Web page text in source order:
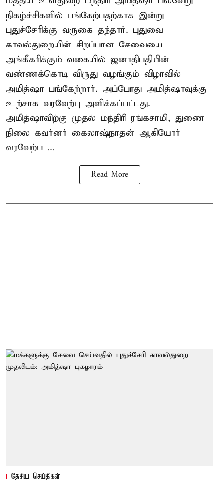
நிகழ்ச்சிகளில் பங்கேற்பதற்காக இன்று
புதுச்சேரிக்கு வருகை தந்தார். புதுவை
காவல்துறையின் சிறப்பான சேவையை
அங்கீகரிக்கும் வகையில் ஜனாதிபதியின்
வண்ணக்கொடி விருது வழங்கும் விழாவில்
அமித்ஷா பங்கேற்றார். அப்போது அமித்ஷாவுக்கு
உற்சாக வரவேற்பு அளிக்கப்பட்டது.
அமித்ஷாவிற்கு முதல் மந்திரி ரங்கசாமி, துணை
நிலை கவர்னர் கைலாஷ்நாதன் ஆகியோர்
வரவேற்ப ...
Read More
தேசிய செய்திகள்